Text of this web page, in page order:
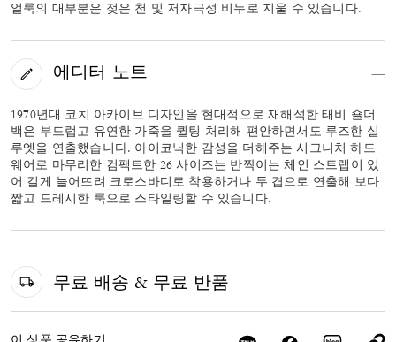
얼룩의 대부분은 젖은 천 및 저자극성 비누로 지울 수 있습니다.
에디터 노트
1970년대 코치 아카이브 디자인을 현대적으로 재해석한 태비 숄더
백은 부드럽고 유연한 가죽을 퀼팅 처리해 편안하면서도 루즈한 실
루엣을 연출했습니다. 아이코닉한 감성을 더해주는 시그니처 하드
웨어로 마무리한 컴팩트한 26 사이즈는 반짝이는 체인 스트랩이 있
어 길게 늘어뜨려 크로스바디로 착용하거나 두 겹으로 연출해 보다
짧고 드레시한 룩으로 스타일링할 수 있습니다.
무료 배송 & 무료 반품